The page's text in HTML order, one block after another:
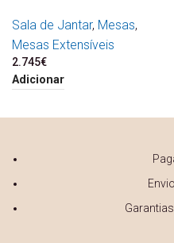
Sala de Jantar, Mesas,
Mesas Extensíveis
2.745€
Adicionar